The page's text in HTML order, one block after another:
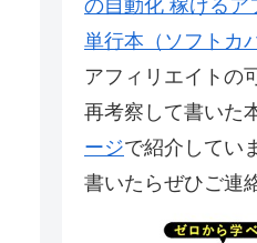
の自動化 稼げるア
単行本（ソフトカ
アフィリエイトの
再考察して書いた
ージで紹介してい
書いたらぜひご連